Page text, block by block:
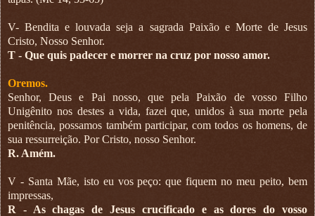
V- Bendita e louvada seja a sagrada Paixão e Morte de Jesus
Cristo, Nosso Senhor.
T - Que quis padecer e morrer na cruz por nosso amor.
Oremos.
Senhor, Deus e Pai nosso, que pela Paixão de vosso Filho
Unigênito nos destes a vida, fazei que, unidos à sua morte pela
penitência, possamos também participar, com todos os homens, de
sua ressurreição. Por Cristo, nosso Senhor.
R. Amém.
V - Santa Mãe, isto eu vos peço: que fiquem no meu peito, bem
impressas,
R - As chagas de Jesus crucificado e as dores do vosso